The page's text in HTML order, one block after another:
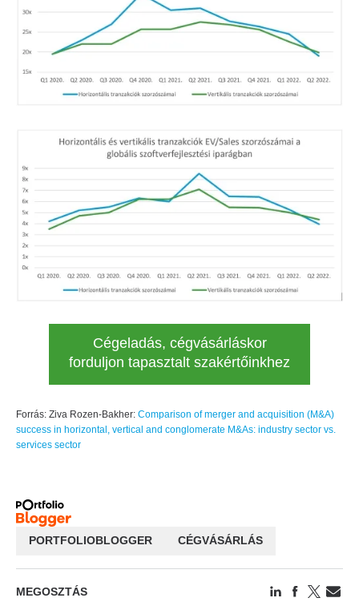
Cégeladás, cégvásárláskor
forduljon tapasztalt szakértőinkhez
Forrás: Ziva Rozen-Bakher: Comparison of merger and acquisition (M&A)
success in horizontal, vertical and conglomerate M&As: industry sector vs.
services sector
PORTFOLIOBLOGGER CÉGVÁSÁRLÁS
MEGOSZTÁS